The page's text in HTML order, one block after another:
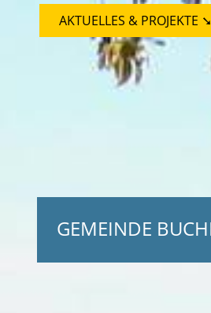
GEMEINDE
AKTUELLES & PROJEKTE ➘